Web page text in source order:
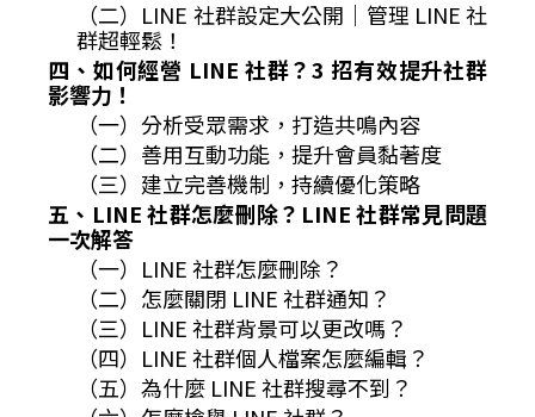
（二）LINE 社群設定大公開｜管理 LINE 社
群超輕鬆！
四、如何經營 LINE 社群？3 招有效提升社群
影響力！
（一）分析受眾需求，打造共鳴內容
（二）善用互動功能，提升會員黏著度
（三）建立完善機制，持續優化策略
五、LINE 社群怎麼刪除？LINE 社群常見問題
一次解答
（一）LINE 社群怎麼刪除？
（二）怎麼關閉 LINE 社群通知？
（三）LINE 社群背景可以更改嗎？
（四）LINE 社群個人檔案怎麼編輯？
（五）為什麼 LINE 社群搜尋不到？